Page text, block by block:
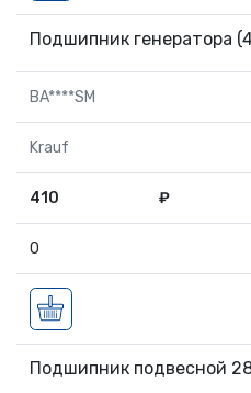
Подшипник генератора
BA****SM
Krauf
410 ₽
0
Подшипник подвесной